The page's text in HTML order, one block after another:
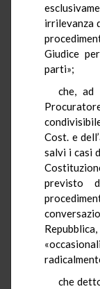
irrilevanza
Giudice
parti»;
che,
Cost. e
salvi i casi
previsto
che